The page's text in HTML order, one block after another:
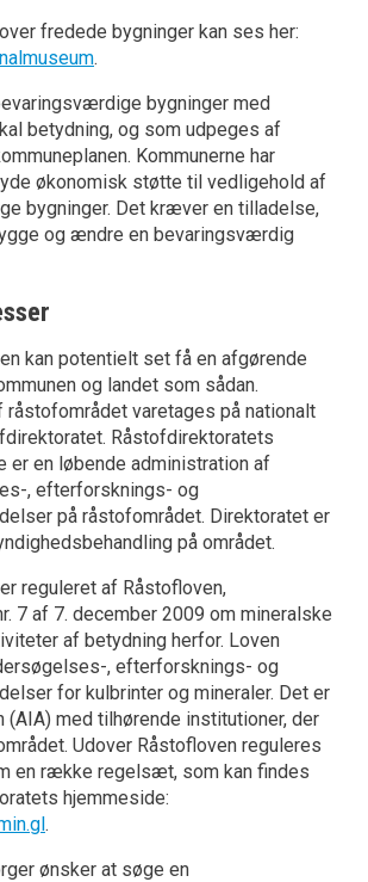
fredede bygninger kan ses her:
.
bygninger med
betydning, og som udpeges af
Kommunerne har
økonomisk støtte til vedligehold af
bygninger. Det kræver en tilladelse,
og ændre en bevaringsværdig
kan potentielt set få en afgørende
og landet som sådan.
råstofområdet varetages på nationalt
Råstofdirektoratets
er en løbende administration af
, efterforsknings- og
på råstofområdet. Direktoratet er
på området.
reguleret af Råstofloven,
7 af 7. december 2009 om mineralske
af betydning herfor. Loven
, efterforsknings- og
for kulbrinter og mineraler. Det er
med tilhørende institutioner, der
Udover Råstofloven reguleres
en række regelsæt, som kan findes
hjemmeside:
.
ønsker at søge en